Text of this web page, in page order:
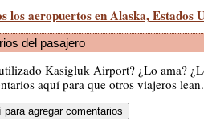
los aeropuertos en Alaska, Estados
del pasajero
Kasigluk Airport? ¿Lo ama?
aquí para que otros viajeros lean.